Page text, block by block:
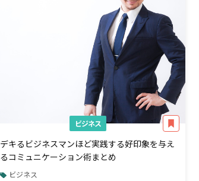
ビジネス
デキるビジネスマンほど実践する好印象を与え
るコミュニケーション術まとめ
ビジネス